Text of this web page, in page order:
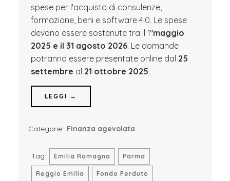
spese per l'acquisto di consulenze,
formazione, beni e software 4.0. Le spese
devono essere sostenute tra il 1°maggio
2025 e il 31 agosto 2026. Le domande
potranno essere presentate online dal 25
settembre al 21 ottobre 2025.
LEGGI →
Categorie: Finanza agevolata
Tag: Emilia Romagna Parma
Reggio Emilia Fondo Perduto